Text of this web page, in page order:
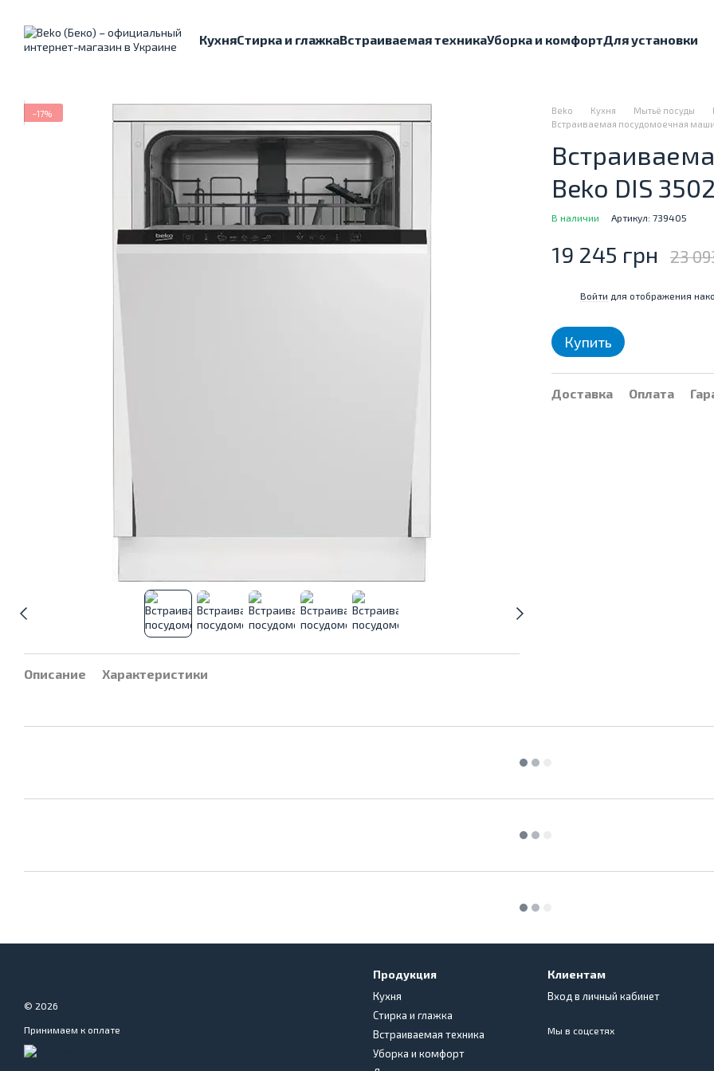
КухняСтирка и глажкаВстраиваемая техникаУборка и комфортДля установки
−17%
Описание Характеристики
Beko Кухня Мытьё посуды
Встраиваемая посудомоечная
Beko DIS
В наличии Артикул: 739405
19 245 грн 23
Войти для отображения
Купить
Доставка Оплата
© 2026
Принимаем к оплате
Продукция
Кухня
Стирка и глажка
Встраиваемая техника
Уборка и комфорт
Клиентам
Вход в личный кабинет
Мы в соцсетях